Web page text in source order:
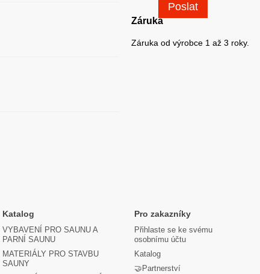
Poslat
Záruka
Záruka od výrobce 1 až 3 roky.
Katalog
VYBAVENÍ PRO SAUNU A
PARNÍ SAUNU
MATERIÁLY PRO STAVBU
SAUNY
Pro zakazníky
Přihlaste se ke svému
osobnímu účtu
Katalog
🤝Partnerství